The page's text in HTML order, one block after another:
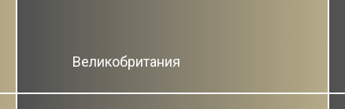
Великобритания